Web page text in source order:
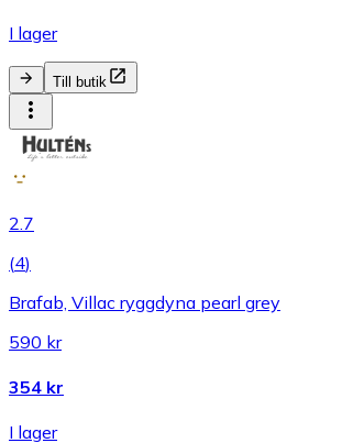
I lager
Till butik
2.7
(4)
Brafab, Villac ryggdyna pearl grey
590 kr
354 kr
I lager